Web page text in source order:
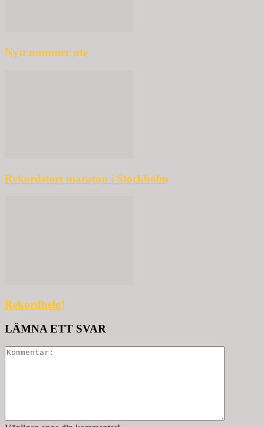
Nytt nummer ute
Rekordstort maraton i Stockholm
Rekordhelg!
LÄMNA ETT SVAR